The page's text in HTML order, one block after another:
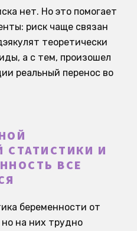
нет. Но это помогает
риск чаще связан
теоретически
а с тем, произошел
реальный перенос во
СТАТИСТИКИ И
ВСЕ
беременности от
на них трудно